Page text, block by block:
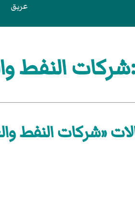
عريق
النفط
«شركات النفط